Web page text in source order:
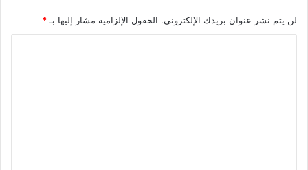
لن يتم نشر عنوان بريدك الإلكتروني. الحقول الإلزامية مشار إليها بـ*